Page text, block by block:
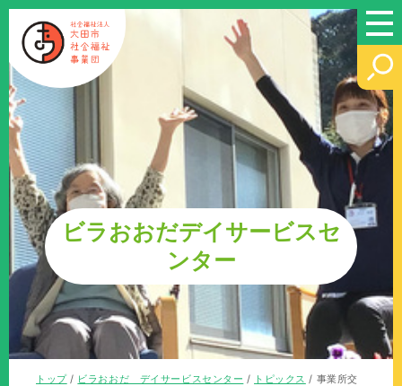
このページの本文へ
ビラおおだデイサービスセ
ンター
現
トップ/ ビラおおだ デイサービスセンター / トピックス / 事業所交